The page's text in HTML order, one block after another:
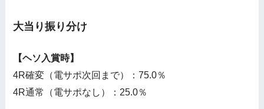
大当り振り分け
【ヘソ入賞時】
4R確変（電サポ次回まで）：75.0％
4R通常（電サポなし）：25.0％